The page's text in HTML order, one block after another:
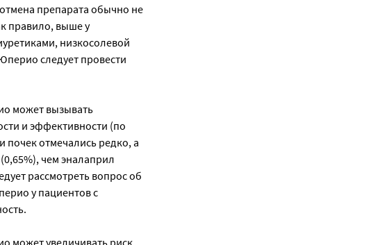
препарата обычно не
правило, выше у
низкосолевой
следует провести
может вызывать
и эффективности (по
отмечались редко, а
чем эналаприл
рассмотреть вопрос об
у пациентов с
может увеличивать риск